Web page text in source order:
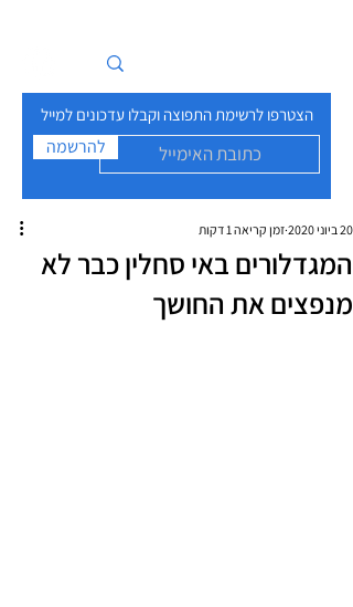
הצטרפו לרשימת התפוצה וקבלו עדכונים למייל
להרשמה
המגדלורים באי סחלין כבר לא
מנפצים את החושך
20 ביוני 2020 זמן קריאה 1 דקות